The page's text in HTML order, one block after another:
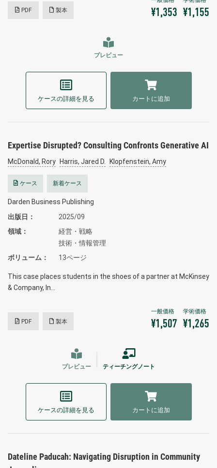
PDF 製本 ¥1,353 ¥1,155
プレビュー
ケースの詳細を見る カートに追加
Expertise Disrupted? Consulting Confronts Generative AI
McDonald, Rory Harris, Jared D. Klopfenstein, Amy
ケース 新着ケース
Darden Business Publishing
出版日
2025/09
領域
経営・戦略
技術・情報管理
ボリューム
13ページ
This case places students in the shoes of a partner at McKinsey
& Company, In…
PDF 製本 ¥1,507 ¥1,265
プレビュー ティーチングノート
ケースの詳細を見る カートに追加
Dateline Paducah: Navigating Disruption in Community